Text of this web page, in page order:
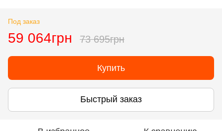
Под заказ
59 064грн 73 695грн
Купить
Быстрый заказ